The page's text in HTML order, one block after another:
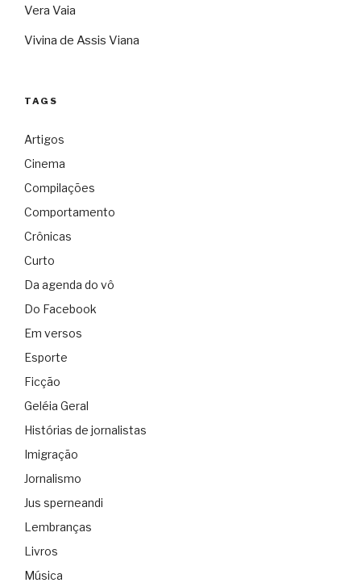
Vera Vaia
Vivina de Assis Viana
TAGS
Artigos
Cinema
Compilações
Comportamento
Crônicas
Curto
Da agenda do vô
Do Facebook
Em versos
Esporte
Ficção
Geléia Geral
Histórias de jornalistas
Imigração
Jornalismo
Jus sperneandi
Lembranças
Livros
Música